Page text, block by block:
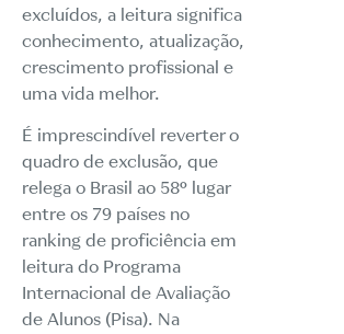
excluídos, a leitura significa
conhecimento, atualização,
crescimento profissional e
uma vida melhor.
É imprescindível reverter o
quadro de exclusão, que
relega o Brasil ao 58º lugar
entre os 79 países no
ranking de proficiência em
leitura do Programa
Internacional de Avaliação
de Alunos (Pisa). Na